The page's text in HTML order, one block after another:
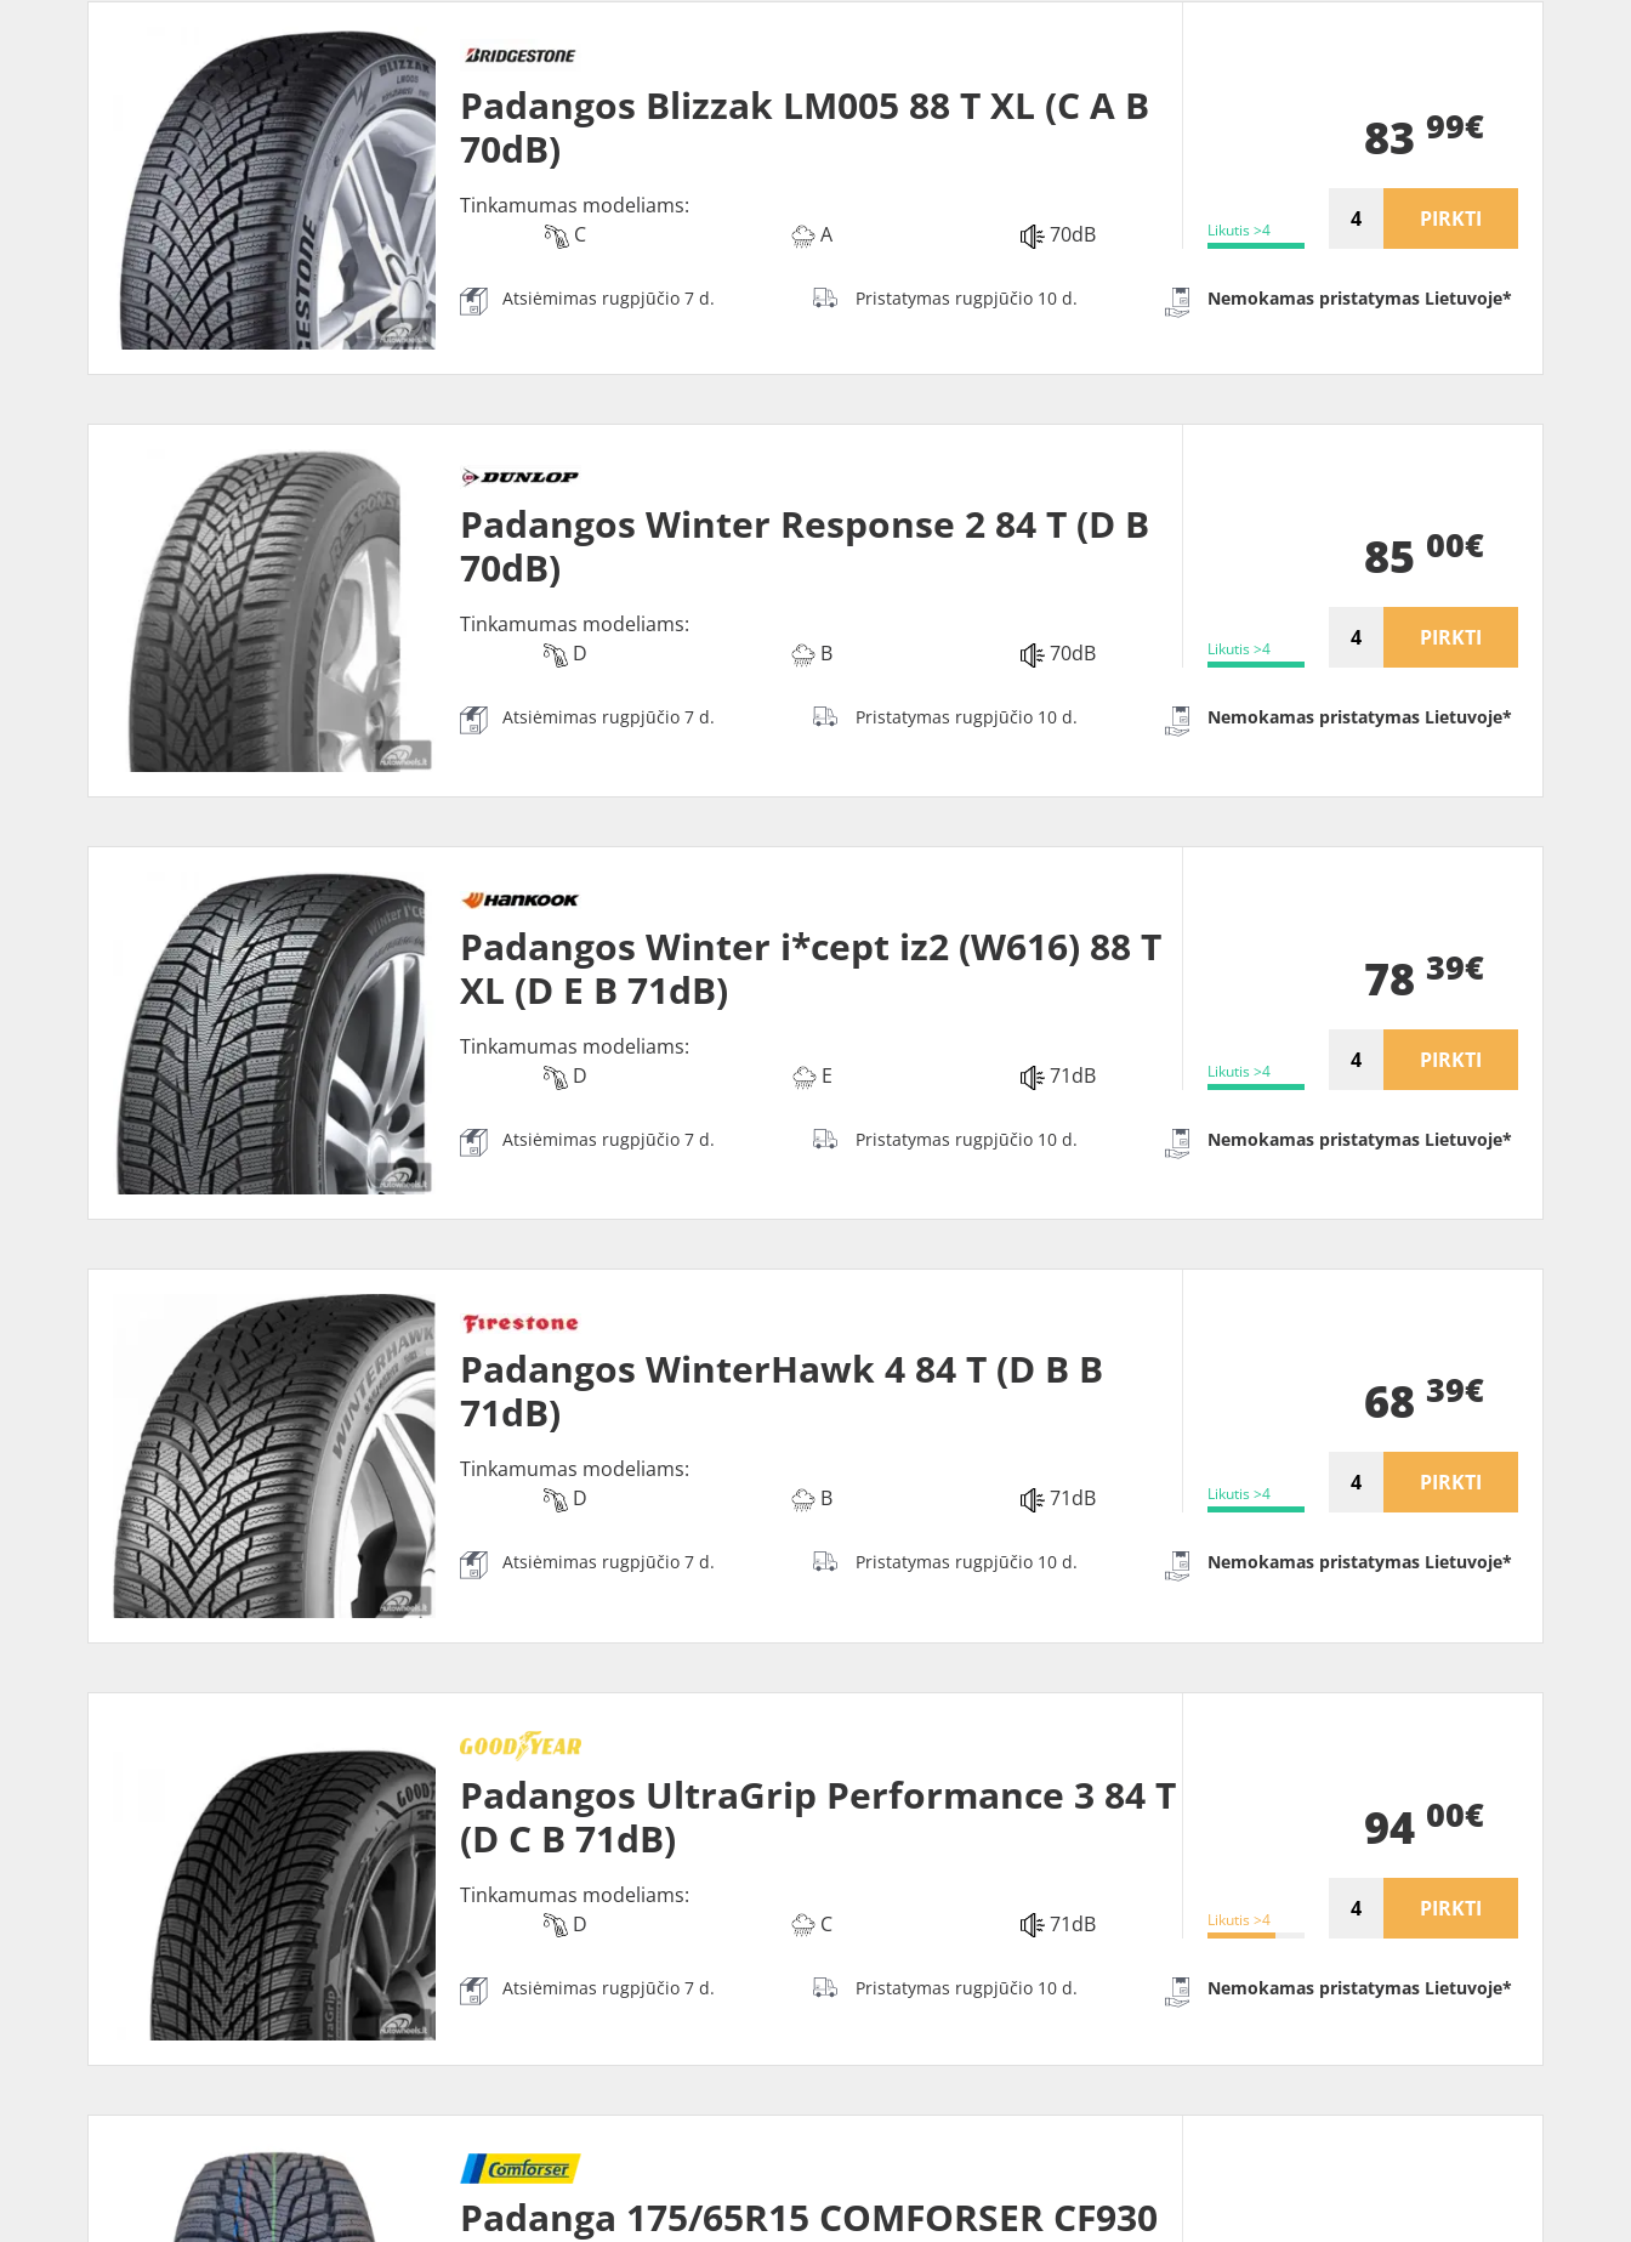
Padangos Blizzak LM005 88 T XL (C A B
70dB)
Tinkamumas modeliams:
C
A 70dB Likutis >4
83 99€
PIRKTI
Atsiėmimas rugpjūčio 7 d. Pristatymas rugpjūčio 10 d. Nemokamas pristatymas Lietuvoje*
Padangos Winter Response 2 84 T (D B
70dB)
Tinkamumas modeliams:
D
B 70dB Likutis >4
85 00€
PIRKTI
Atsiėmimas rugpjūčio 7 d. Pristatymas rugpjūčio 10 d. Nemokamas pristatymas Lietuvoje*
Padangos Winter i*cept iz2 (W616) 88 T
XL (D E B 71dB)
Tinkamumas modeliams:
D
E 71dB Likutis >4
78 39€
PIRKTI
Atsiėmimas rugpjūčio 7 d. Pristatymas rugpjūčio 10 d. Nemokamas pristatymas Lietuvoje*
Padangos WinterHawk 4 84 T (D B B
71dB)
Tinkamumas modeliams:
D
B 71dB Likutis >4
68 39€
PIRKTI
Atsiėmimas rugpjūčio 7 d. Pristatymas rugpjūčio 10 d. Nemokamas pristatymas Lietuvoje*
Padangos UltraGrip Performance 3 84 T
(D C B 71dB)
Tinkamumas modeliams:
D
C 71dB Likutis >4
94 00€
PIRKTI
Atsiėmimas rugpjūčio 7 d. Pristatymas rugpjūčio 10 d. Nemokamas pristatymas Lietuvoje*
Padanga 175/65R15 COMFORSER CF930